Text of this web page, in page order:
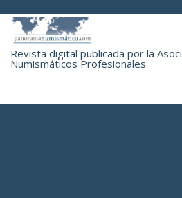
Revista digital publicada por la
Numismáticos Profesionales